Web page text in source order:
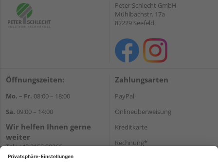
Peter Schlecht GmbH
Mühlbachstr. 17a
82229 Seefeld
Öffnungszeiten:
Mo. – Fr. 08:00 – 18:00
Sa. 09:00 – 14:00
Wir helfen Ihnen gerne
weiter
Tel.:+49 8152 99266
E-Mail:shop@schlecht.de
Zahlungsarten
PayPal
Onlineüberweisung
Kreditkarte
Rechnung*